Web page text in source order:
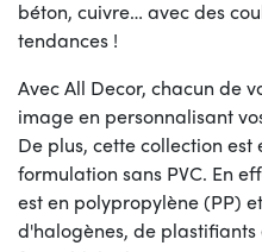
béton, cuivre… avec des
tendances !
Avec All Decor, chacun de
image en personnalisant
De plus, cette collection
formulation sans PVC. En
est en polypropylène (PP)
d'halogènes, de